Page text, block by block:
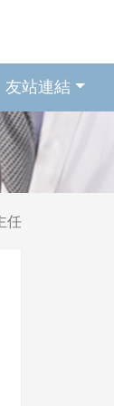
友站連結
任